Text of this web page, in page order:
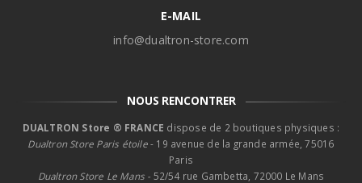
E-MAIL
info@dualtron-store.com
NOUS RENCONTRER
DUALTRON Store ® FRANCE dispose de 2 boutiques physiques :
Dualtron Store Paris étoile- 19 avenue de la grande armée, 75016
Paris
Dualtron Store Le Mans - 52/54 rue Gambetta, 72000 Le Mans